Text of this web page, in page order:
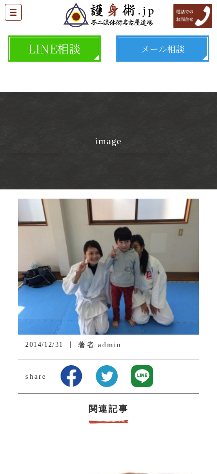
LINE相談 メール相談
image
2014/12/31 著者 admin
share
関連記事